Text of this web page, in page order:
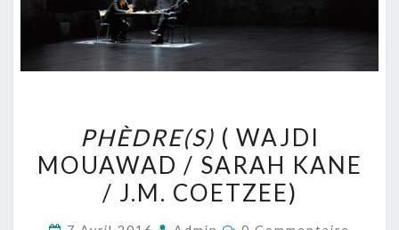
(
WAJDI
MOUAWAD
PHÈDRE(S) ( WAJDI
MOUAWAD / SARAH KANE
/ J.M. COETZEE)
Commentaires